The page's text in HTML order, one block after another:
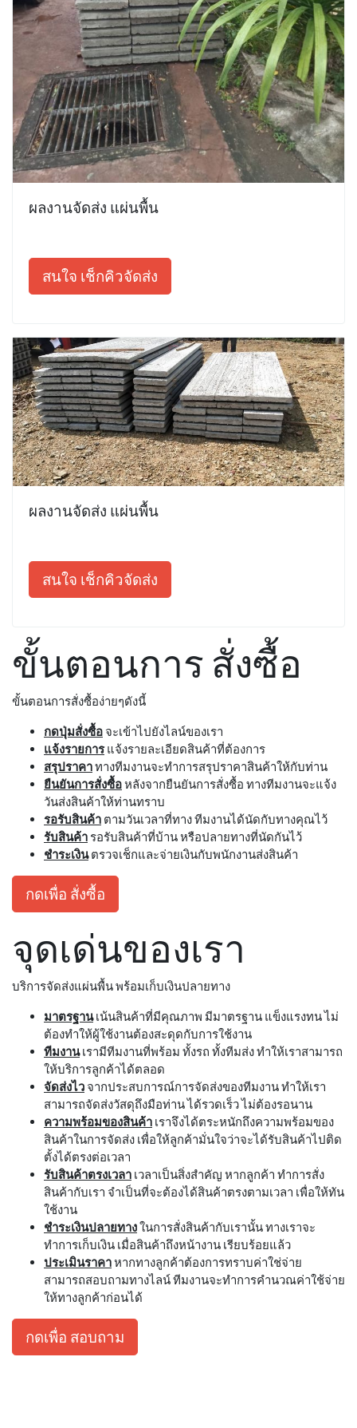
ผลงานจัดส่ง แผ่นพื้น
สนใจ เช็กคิวจัดส่ง
ผลงานจัดส่ง แผ่นพื้น
สนใจ เช็กคิวจัดส่ง
ขั้นตอนการ สั่งซื้อ
ขั้นตอนการสั่งซื้อง่ายๆดังนี้
กดปุ่มสั่งซื้อ จะเข้าไปยังไลน์ของเรา
แจ้งรายการแจ้งรายละเอียดสินค้าที่ต้องการ
สรุปราคาทางทีมงานจะทำการสรุปราคาสินค้าให้กับท่าน
ยืนยันการสั่งซื้อหลังจากยืนยันการสั่งซื้อ ทางทีมงานจะแจ้ง
วันส่งสินค้าให้ท่านทราบ
รอรับสินค้า ตามวันเวลาที่ทาง ทีมงานได้นัดกับทางคุณไว้
รับสินค้า รอรับสินค้าที่บ้าน หรือปลายทางที่นัดกันไว้
ชำระเงินตรวจเช็กและจ่ายเงินกับพนักงานส่งสินค้า
กดเพื่อ สั่งซื้อ
จุดเด่นของเรา
บริการจัดส่งแผ่นพื้น พร้อมเก็บเงินปลายทาง
มาตรฐานเน้นสินค้าที่มีคุณภาพ มีมาตรฐาน แข็งแรงทน ไม่
ต้องทำให้ผู้ใช้งานต้องสะดุดกับการใช้งาน
ทีมงานเรามีทีมงานที่พร้อม ทั้งรถ ทั้งทีมส่ง ทำให้เราสามารถ
ให้บริการลูกค้าได้ตลอด
จัดส่งไว จากประสบการณ์การจัดส่งของทีมงาน ทำให้เรา
สามารถจัดส่งวัสดุถึงมือท่าน ได้รวดเร็ว ไม่ต้องรอนาน
ความพร้อมของสินค้า เราจึงได้ตระหนักถึงความพร้อมของ
สินค้าในการจัดส่ง เพื่อให้ลูกค้ามั่นใจว่าจะได้รับสินค้าไปติด
ตั้งได้ตรงต่อเวลา
รับสินค้าตรงเวลา เวลาเป็นสิ่งสำคัญ หากลูกค้า ทำการสั่ง
สินค้ากับเรา จำเป็นที่จะต้องได้สินค้าตรงตามเวลา เพื่อให้ทัน
ใช้งาน
ชำระเงินปลายทางในการสั่งสินค้ากับเรานั้น ทางเราจะ
ทำการเก็บเงิน เมื่อสินค้าถึงหน้างาน เรียบร้อยแล้ว
ประเมินราคาหากทางลูกค้าต้องการทราบค่าใช่จ่าย
สามารถสอบถามทางไลน์ ทีมงานจะทำการคำนวณค่าใช้จ่าย
ให้ทางลูกค้าก่อนได้
กดเพื่อ สอบถาม